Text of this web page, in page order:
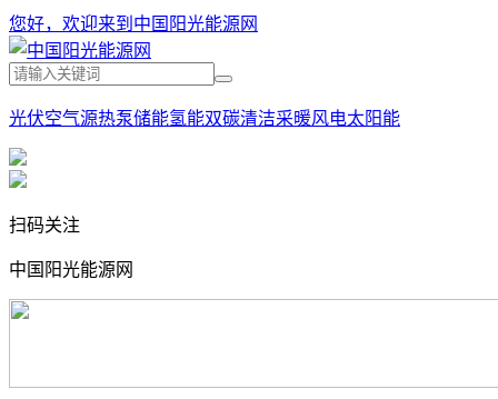
您好，欢迎来到中国阳光能源网
光伏空气源热泵储能氢能双碳清洁采暖风电太阳能
扫码关注
中国阳光能源网